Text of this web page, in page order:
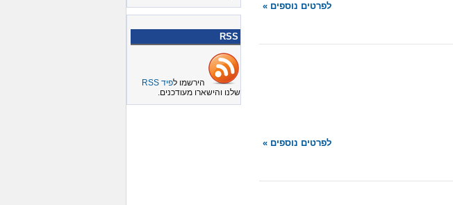
RSS
הירשמו לפיד RSS
שלנו והישארו מעודכנים.
לפרטים נוספים »
לפרטים נוספים »